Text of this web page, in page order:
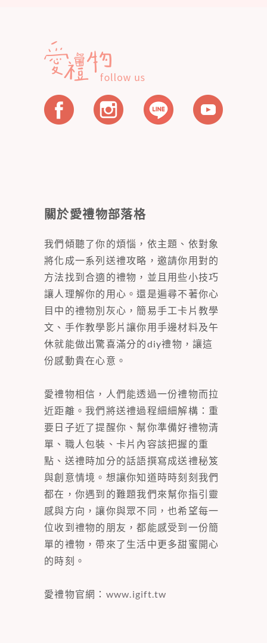
關於愛禮物部落格
我們傾聽了你的煩惱，依主題、依對象
將化成一系列送禮攻略，邀請你用對的
方法找到合適的禮物，並且用些小技巧
讓人理解你的用心。還是遍尋不著你心
目中的禮物別灰心，簡易手工卡片教學
文、手作教學影片讓你用手邊材料及午
休就能做出驚喜滿分的diy禮物，讓這
份感動貴在心意。
愛禮物相信，人們能透過一份禮物而拉
近距離。我們將送禮過程細細解構：重
要日子近了提醒你、幫你準備好禮物清
單、職人包裝、卡片內容該把握的重
點、送禮時加分的話語撰寫成送禮秘笈
與創意情境。想讓你知道時時刻刻我們
都在，你遇到的難題我們來幫你指引靈
感與方向，讓你與眾不同，也希望每一
位收到禮物的朋友，都能感受到一份簡
單的禮物，帶來了生活中更多甜蜜開心
的時刻。
愛禮物官網： www.igift.tw